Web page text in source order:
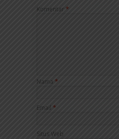
Komentar*
Nama *
Email *
Situs Web